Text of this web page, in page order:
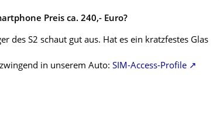
Preis ca. 240,- Euro?
des S2 schaut gut aus. Hat es ein kratzfestes Glas
in unserem Auto: SIM-Access-Profile